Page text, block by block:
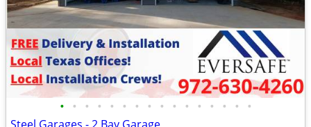
• • • • • • • • • • • • • • • •